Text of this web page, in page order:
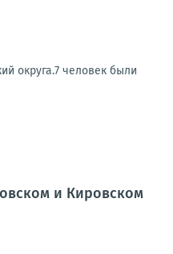
округа.7 человек были
и Кировском